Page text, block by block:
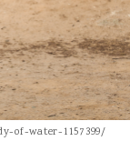
of-water-1157399/